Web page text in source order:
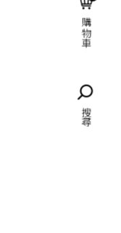
語言
購物車
搜尋